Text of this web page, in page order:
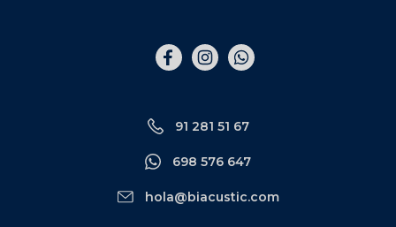
Elemento
del
Elemento
del
Elemento
del
91 281 51 67
698 576 647
hola@biacustic.com